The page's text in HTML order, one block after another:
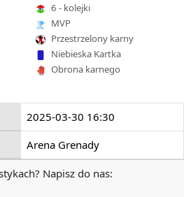
6 - kolejki
MVP
Przestrzelony karny
Niebieska Kartka
Obrona karnego
2025-03-30 16:30
Arena Grenady
Napisz do nas: